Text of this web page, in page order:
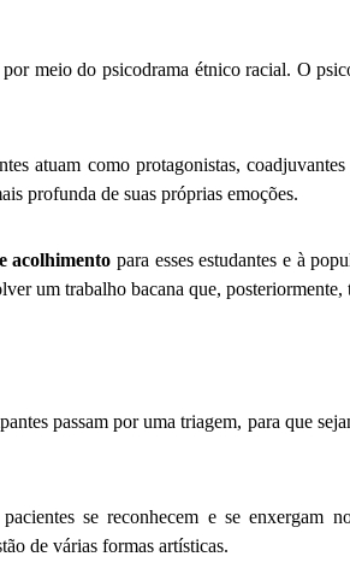
meio do psicodrama étnico racial. O
atuam como protagonistas,
profunda de suas próprias emoções.
acolhimento para esses estudantes e à
um trabalho bacana que,
passam por uma triagem, para que
se reconhecem e se enxergam
de várias formas artísticas.